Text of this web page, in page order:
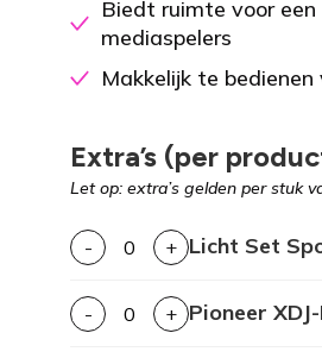
Biedt ruimte voor
mediaspelers
Makkelijk te
Extra’s (per
Let op: extra’s gelden per stuk
- + Licht Set
- + Pioneer